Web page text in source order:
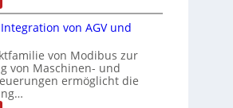
g
e
von AGV und
von Modibus zur
von Maschinen- und
ermöglicht die